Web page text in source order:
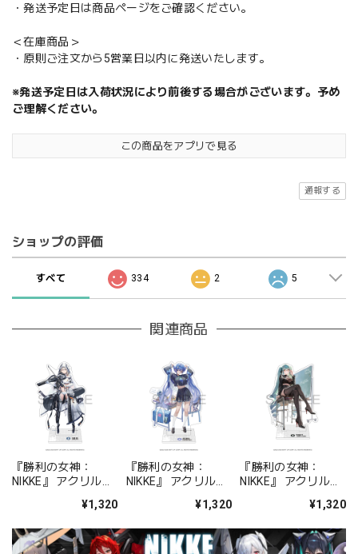
・発送予定日は商品ページをご確認ください。
＜在庫商品＞
・原則ご注文から5営業日以内に発送いたします。
※発送予定日は入荷状況により前後する場合がございます。予め
ご理解ください。
この商品をアプリで見る
通報する
ショップの評価
すべて 334 2 5
関連商品
『勝利の女神：
NIKKE』 アクリルス
¥1,320
『勝利の女神：
NIKKE』 アクリルス
ォーチュンメイト
¥1,320
『勝利の女神：
NIKKE』 アクリルス
シャープレッスン
¥1,320